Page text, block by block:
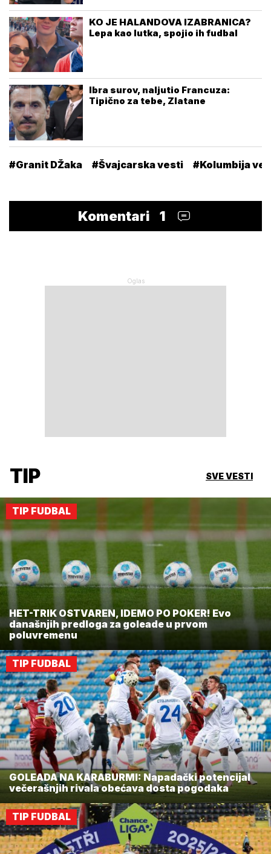
KO JE HALANDOVA IZABRANICA?
Lepa kao lutka, spojio ih fudbal
Ibra surov, naljutio Francuza:
Tipično za tebe, Zlatane
#Granit DŽaka #Švajcarska vesti #Kolumbija
Komentari 1
TIP SVE VESTI
TIP FUDBAL
HET-TRIK OSTVAREN, IDEMO PO POKER! Evo
današnjih predloga za goleade u prvom
poluvremenu
TIP FUDBAL
GOLEADA NA KARABURMI: Napadački potencijal
večerašnjih rivala obećava dosta pogodaka
TIP FUDBAL